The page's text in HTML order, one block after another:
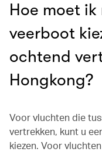
Hoe moet
veerboot
ochtend
Hongkong?
Voor vluchten die
vertrekken, kunt u
kiezen. Voor